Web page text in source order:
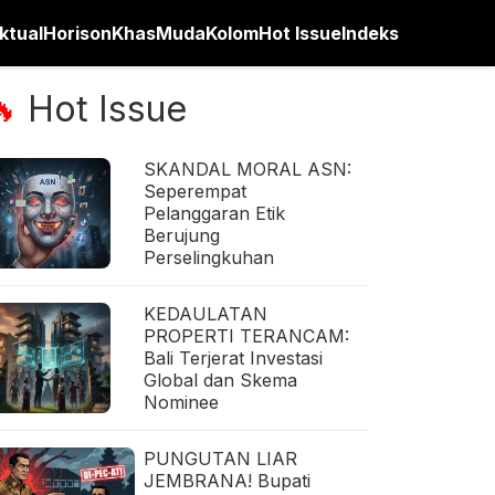
HorisonKhasMudaKolomHot IssueIndeks
Hot Issue
SKANDAL MORAL ASN:
Seperempat
Pelanggaran Etik
Berujung
Perselingkuhan
KEDAULATAN
PROPERTI TERANCAM:
Bali Terjerat Investasi
Global dan Skema
Nominee
PUNGUTAN LIAR
JEMBRANA! Bupati